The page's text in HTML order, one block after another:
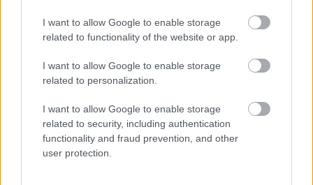
I want to allow Google to enable storage
related to functionality of the website or app.
I want to allow Google to enable storage
related to personalization.
I want to allow Google to enable storage
related to security, including authentication
functionality and fraud prevention, and other
user protection.
KELEMEN BARNABÁS: A FESZTIVÁL AKADÉMIA
BUDAPEST JUBILEUMI 10. ÉVADA